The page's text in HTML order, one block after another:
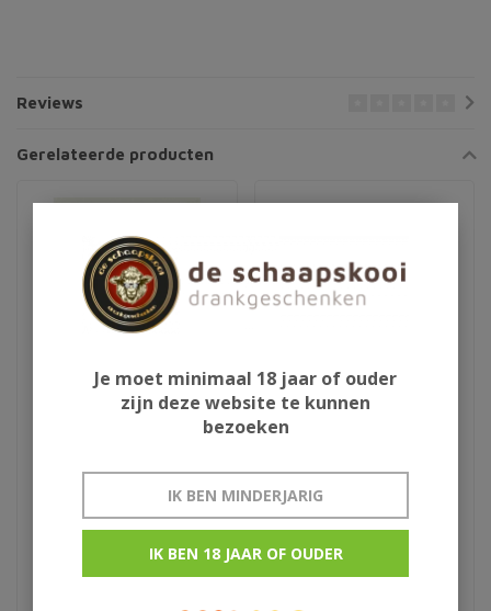
Reviews
Gerelateerde producten
€225,00 €539,95
Je moet minimaal 18 jaar of ouder
zijn deze website te kunnen
bezoeken
IK BEN MINDERJARIG
IK BEN 18 JAAR OF OUDER